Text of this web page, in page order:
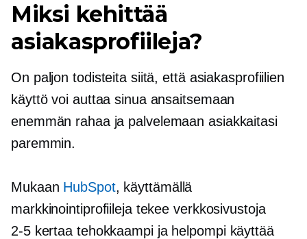
Miksi kehittää
asiakasprofiileja?
On paljon todisteita siitä, että asiakasprofiilien
käyttö voi auttaa sinua ansaitsemaan
enemmän rahaa ja palvelemaan asiakkaitasi
paremmin.
Mukaan HubSpot, käyttämällä
markkinointiprofiileja tekee verkkosivustoja
2-5kertaa tehokkaampi ja helpompi käyttää